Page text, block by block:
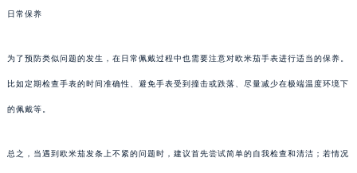
日常保养
为了预防类似问题的发生，在日常佩戴过程中也需要注意对欧米茄手表进行适当的保养。
比如定期检查手表的时间准确性、避免手表受到撞击或跌落、尽量减少在极端温度环境下
的佩戴等。
总之，当遇到欧米茄发条上不紧的问题时，建议首先尝试简单的自我检查和清洁；若情况